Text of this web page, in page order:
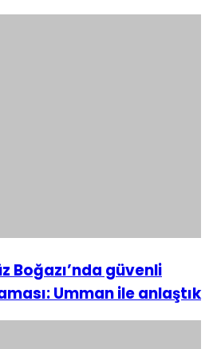
Boğazı’nda güvenli
Umman ile anlaştık